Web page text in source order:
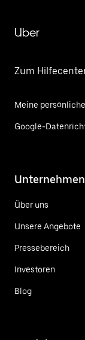
Uber
Zum
Meine
Google-
Unternehmen
Über uns
Unsere Angebote
Pressebereich
Investoren
Blog